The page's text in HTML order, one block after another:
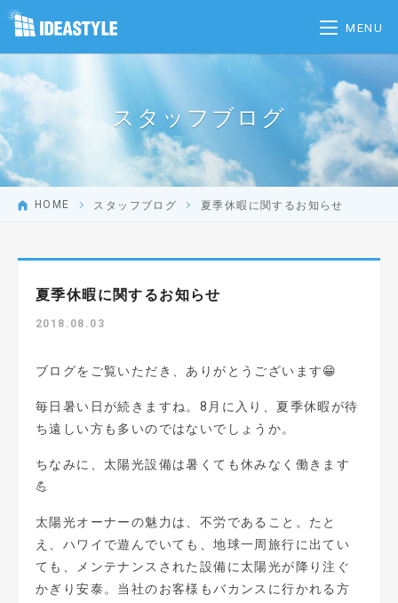
MENU
スタッフブログ
HOME スタッフブログ 夏季休暇に関するお知らせ
夏季休暇に関するお知らせ
2018.08.03
ブログをご覧いただき、ありがとうございます😁
毎日暑い日が続きますね。 8 月に入り、夏季休暇が待
ち遠しい方も多いのではないでしょうか。
ちなみに、太陽光設備は暑くても休みなく働きます
💪
太陽光オーナーの魅力は、不労であること。たと
え、ハワイで遊んでいても、地球一周旅行に出てい
ても、メンテナンスされた設備に太陽光が降り注ぐ
かぎり安泰。当社のお客様もバカンスに行かれる方